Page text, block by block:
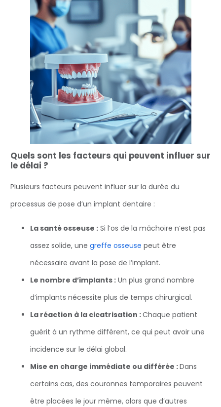
Quels sont les facteurs qui peuvent influer sur
le délai ?
Plusieurs facteurs peuvent influer sur la durée du
processus de pose d’un implant dentaire :
La santé osseuse : Si l’os de la mâchoire n’est pas
assez solide, une greffe osseuse peut être
nécessaire avant la pose de l’implant.
Le nombre d’implants : Un plus grand nombre
d’implants nécessite plus de temps chirurgical.
La réaction à la cicatrisation :Chaque patient
guérit à un rythme différent, ce qui peut avoir une
incidence sur le délai global.
Mise en charge immédiate ou différée :Dans
certains cas, des couronnes temporaires peuvent
être placées le jour même, alors que d’autres